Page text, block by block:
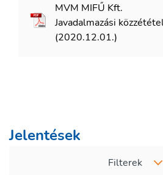
MVM MIFŰ Kft.
Javadalmazási
(2020.12.01.)
Jelentések
Filterek